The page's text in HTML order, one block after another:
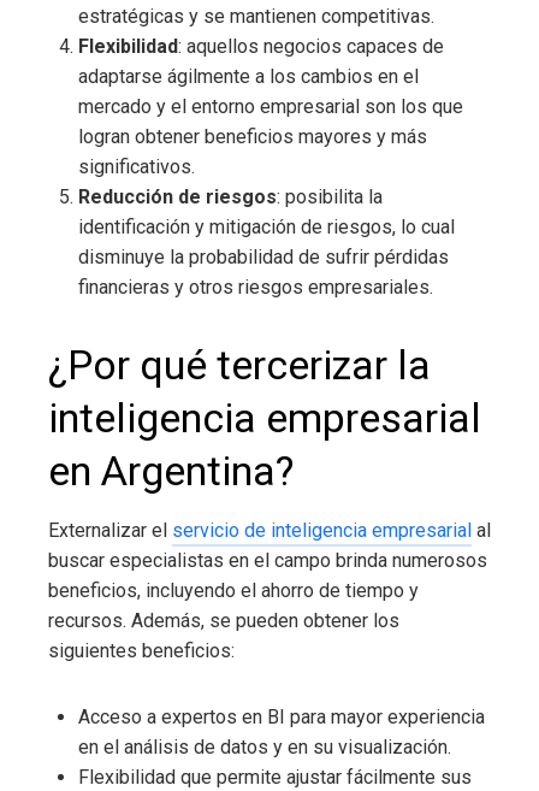
estratégicas y se mantienen competitivas.
Flexibilidad: aquellos negocios capaces de
adaptarse ágilmente a los cambios en el
mercado y el entorno empresarial son los que
logran obtener beneficios mayores y más
significativos.
Reducción de riesgos: posibilita la
identificación y mitigación de riesgos, lo cual
disminuye la probabilidad de sufrir pérdidas
financieras y otros riesgos empresariales.
¿Por qué tercerizar la
inteligencia empresarial
en Argentina?
Externalizar el servicio de inteligencia empresarial al
buscar especialistas en el campo brinda numerosos
beneficios, incluyendo el ahorro de tiempo y
recursos. Además, se pueden obtener los
siguientes beneficios:
Acceso a expertos en BI para mayor experiencia
en el análisis de datos y en su visualización.
Flexibilidad que permite ajustar fácilmente sus